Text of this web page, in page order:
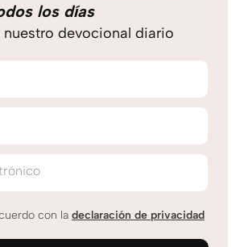
los días
nuestro devocional diario
con la declaración de privacidad